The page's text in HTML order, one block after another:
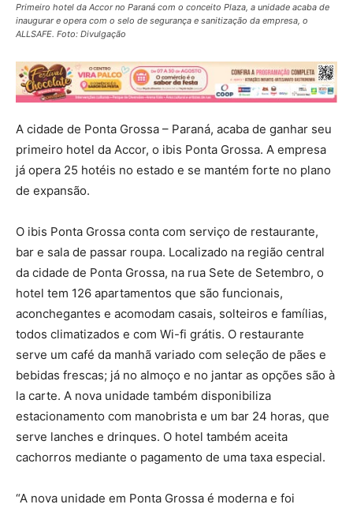
Primeiro hotel da Accor no Paraná com o conceito Plaza, a unidade acaba de
inaugurar e opera com o selo de segurança e sanitização da empresa, o
ALLSAFE. Foto: Divulgação
A cidade de Ponta Grossa – Paraná, acaba de ganhar seu
primeiro hotel da Accor, o ibis Ponta Grossa. A empresa
já opera 25 hotéis no estado e se mantém forte no plano
de expansão.
O ibis Ponta Grossa conta com serviço de restaurante,
bar e sala de passar roupa. Localizado na região central
da cidade de Ponta Grossa, na rua Sete de Setembro, o
hotel tem 126 apartamentos que são funcionais,
aconchegantes e acomodam casais, solteiros e famílias,
todos climatizados e com Wi-fi grátis. O restaurante
serve um café da manhã variado com seleção de pães e
bebidas frescas; já no almoço e no jantar as opções são à
la carte. A nova unidade também disponibiliza
estacionamento com manobrista e um bar 24 horas, que
serve lanches e drinques. O hotel também aceita
cachorros mediante o pagamento de uma taxa especial.
“A nova unidade em Ponta Grossa é moderna e foi